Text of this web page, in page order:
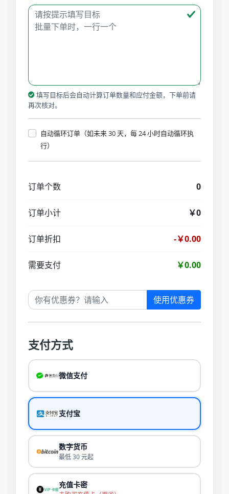
填写目标后会自动计算订单数量和应付金额，下单前请
再次核对。
自动循环订单（如未来 30 天，每 24 小时自动循环执
行）
订单个数 0
订单小计 ￥0
订单折扣 -￥0.00
需要支付 ￥0.00
使用优惠券
支付方式
微信支付
支付宝
数字货币
最低 30 元起
充值卡密